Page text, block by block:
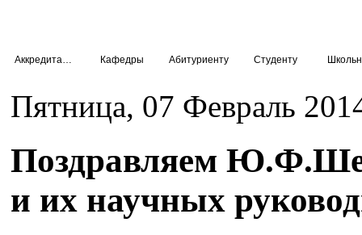
Кафедры Абитуриенту Студенту
Пятница, 07 Февраль
Поздравляем
и их научных